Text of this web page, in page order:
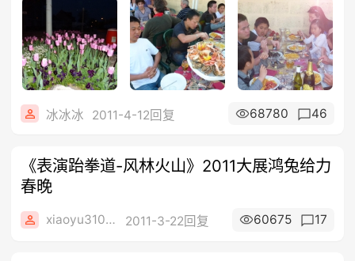
冰冰冰 2011-4-12回复 68780 46
《表演跆拳道-风林火山》2011大展鸿兔给力
春晚
xiaoyu31071992 2011-3-22回复 60675 17